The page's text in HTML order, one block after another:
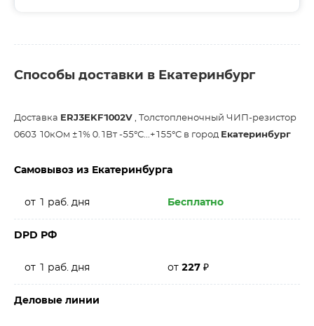
Способы доставки в Екатеринбург
Доставка ERJ3EKF1002V , Толстопленочный ЧИП-резистор
0603 10кОм ±1% 0.1Вт -55°С...+155°С в город Екатеринбург
Самовывоз из Екатеринбурга
от 1 раб. дня Бесплатно
DPD РФ
от 1 раб. дня от 227 ₽
Деловые линии